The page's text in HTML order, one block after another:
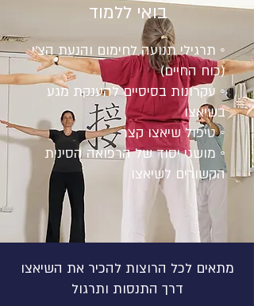
בואי ללמוד
◦ תרגילי תנועה לחימום והנעת הצ'י
(כוח החיים)
◦ עקרונות בסיסיים להענקת מגע
בשיאצו
◦ טיפול שיאצו קצר
◦ מושגי יסוד של הרפואה הסינית
הקשורים לשיאצו
מתאים לכל הרוצות להכיר את השיאצו
דרך התנסות ותרגול